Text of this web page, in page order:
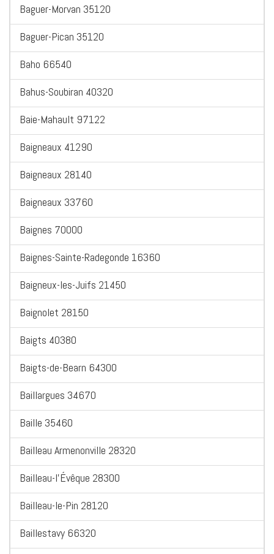
Baguer-Morvan 35120
Baguer-Pican 35120
Baho 66540
Bahus-Soubiran 40320
Baie-Mahault 97122
Baigneaux 41290
Baigneaux 28140
Baigneaux 33760
Baignes 70000
Baignes-Sainte-Radegonde 16360
Baigneux-les-Juifs 21450
Baignolet 28150
Baigts 40380
Baigts-de-Bearn 64300
Baillargues 34670
Baille 35460
Bailleau Armenonville 28320
Bailleau-l'Évêque 28300
Bailleau-le-Pin 28120
Baillestavy 66320